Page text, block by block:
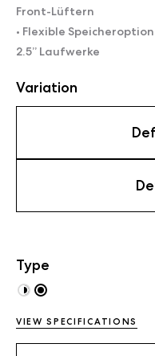
Front-Lüftern
• Flexible
2.5” Laufwerke
Variation
Type
VIEW SPECIFICATIONS